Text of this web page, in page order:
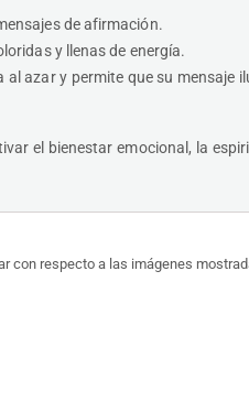
de afirmación.
y llenas de energía.
al azar y permite que su mensaje
el bienestar emocional, la
con respecto a las imágenes